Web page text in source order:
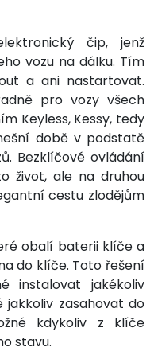
čip, jenž
vozu na dálku. Tím
a ani nastartovat.
pro vozy všech
Keyless, Kessy, tedy
době v podstatě
Bezklíčové ovládání
život, ale na druhou
cestu zlodějům
obalí baterii klíče a
do klíče. Toto řešení
instalovat jakékoliv
jakkoliv zasahovat do
kdykoliv z klíče
stavu.